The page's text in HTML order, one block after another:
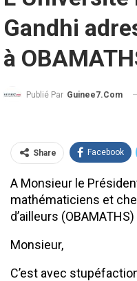
Gandhi
à
Publié Par Guinee7.com
Share Facebook
A Monsieur le
mathématiciens et
d’ailleurs (OBAMATHS)
Monsieur,
C’est avec